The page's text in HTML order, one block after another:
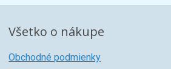
Všetko o nákupe
Obchodné podmienky